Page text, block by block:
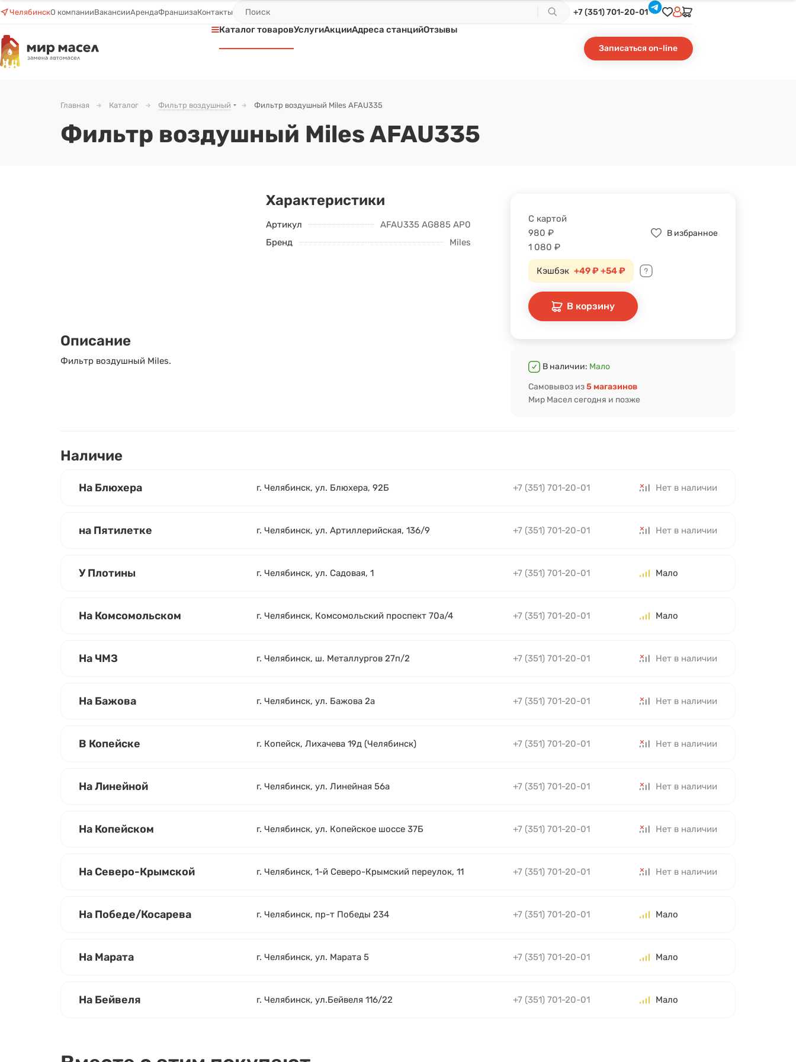
ЧелябинскО компанииВакансииАрендаФраншизаКонтакты +7 (351) 701-20-01
Каталог товаровУслугиАкцииАдреса станцийОтзывы
Записаться on-line
Главная Каталог Фильтр воздушный Фильтр воздушный Miles AFAU335
Фильтр воздушный Miles AFAU335
Характеристики
Артикул
AFAU335 AG885 AP032/8
Бренд
Miles
Описание
Фильтр воздушный Miles.
С картой
980 ₽
1 080 ₽
В избранное
Кэшбэк +49 ₽+54 ₽
В корзину
В наличии: Мало
Самовывоз из5 магазинов
Мир Масел сегодня и позже
Наличие
На Блюхера г. Челябинск, ул. Блюхера, 92Б +7 (351) 701-20-01 Нет в наличии
на Пятилетке г. Челябинск, ул. Артиллерийская, 136/9 +7 (351) 701-20-01 Нет в наличии
У Плотины г. Челябинск, ул. Садовая, 1 +7 (351) 701-20-01 Мало
На Комсомольском г. Челябинск, Комсомольский проспект 70а/4 +7 (351) 701-20-01 Мало
На ЧМЗ г. Челябинск, ш. Металлургов 27п/2 +7 (351) 701-20-01 Нет в наличии
На Бажова г. Челябинск, ул. Бажова 2а +7 (351) 701-20-01 Нет в наличии
В Копейске г. Копейск, Лихачева 19д (Челябинск) +7 (351) 701-20-01 Нет в наличии
На Линейной г. Челябинск, ул. Линейная 56а +7 (351) 701-20-01 Нет в наличии
На Копейском г. Челябинск, ул. Копейское шоссе 37Б +7 (351) 701-20-01 Нет в наличии
На Северо-Крымской г. Челябинск, 1-й Северо-Крымский переулок, 11 +7 (351) 701-20-01 Нет в наличии
На Победе/Косарева г. Челябинск, пр-т Победы 234 +7 (351) 701-20-01 Мало
На Марата г. Челябинск, ул. Марата 5 +7 (351) 701-20-01 Мало
На Бейвеля г. Челябинск, ул.Бейвеля 116/22 +7 (351) 701-20-01 Мало